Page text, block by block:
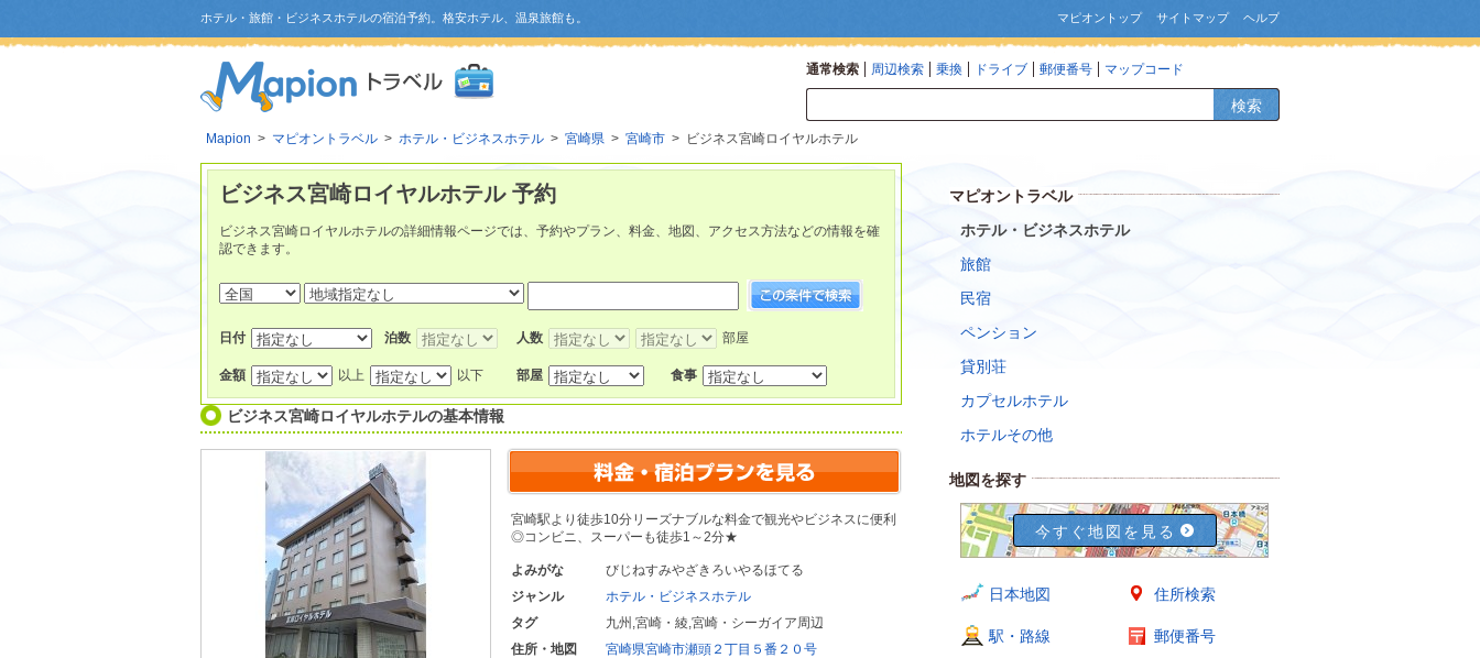
マピオントップ サイトマップ ヘルプ
ホテル・旅館・ビジネスホテルの宿泊予約。格安ホテル、温泉旅館も。
通常検索 周辺検索 乗換 ドライブ 郵便番号 マップコード
検索
Mapion > マピオントラベル > ホテル・ビジネスホテル > 宮崎県 > 宮崎市 > ビジネス宮崎ロイヤルホテル
ビジネス宮崎ロイヤルホテル 予約
ビジネス宮崎ロイヤルホテルの詳細情報ページでは、予約やプラン、料金、地図、アクセス方法などの情報を確
認できます。
日付 泊数 人数 部屋
金額 以上 以下 部屋 食事
ビジネス宮崎ロイヤルホテルの基本情報
宮崎駅より徒歩10分リーズナブルな料金で観光やビジネスに便利
◎コンビニ、スーパーも徒歩1～2分★
よみがな
びじねすみやざきろいやるほてる
ジャンル
ホテル・ビジネスホテル
タグ
九州 ,宮崎・綾,宮崎・シーガイア周辺
住所・地図
宮崎県宮崎市瀬頭２丁目５番２０号
マピオントラベル
ホテル・ビジネスホテル
旅館
民宿
ペンション
貸別荘
カプセルホテル
ホテルその他
地図を探す
今すぐ地図を見る
日本地図 住所検索
駅・路線 郵便番号